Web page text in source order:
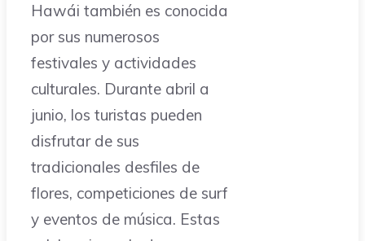
Hawái también es conocida
por sus numerosos
festivales y actividades
culturales. Durante abril a
junio, los turistas pueden
disfrutar de sus
tradicionales desfiles de
flores, competiciones de surf
y eventos de música. Estas